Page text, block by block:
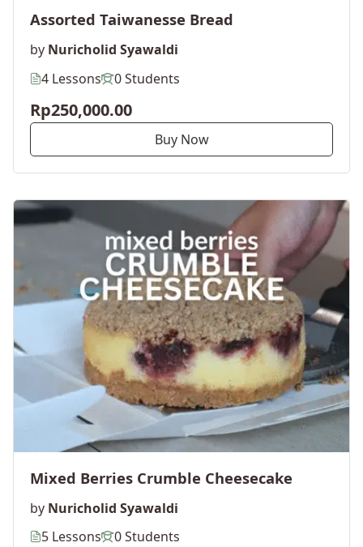
Assorted Taiwanesse Bread
by Nuricholid Syawaldi
4 Lessons
0 Students
Rp250,000.00
Buy Now
Mixed Berries Crumble Cheesecake
by Nuricholid Syawaldi
5 Lessons
0 Students